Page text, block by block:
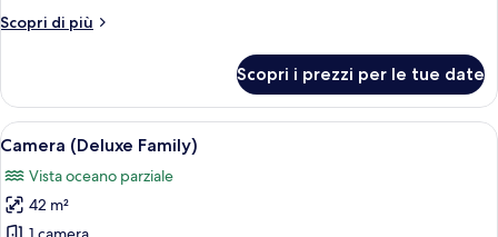
Scopri di più
Altri
(Family
Suite)
Scopri i prezzi per le tue date
Apri
tutte
le
foto
Una camera d'albergo con tre letti,
7
Camera (Deluxe Family)
Vista oceano parziale
42 m²